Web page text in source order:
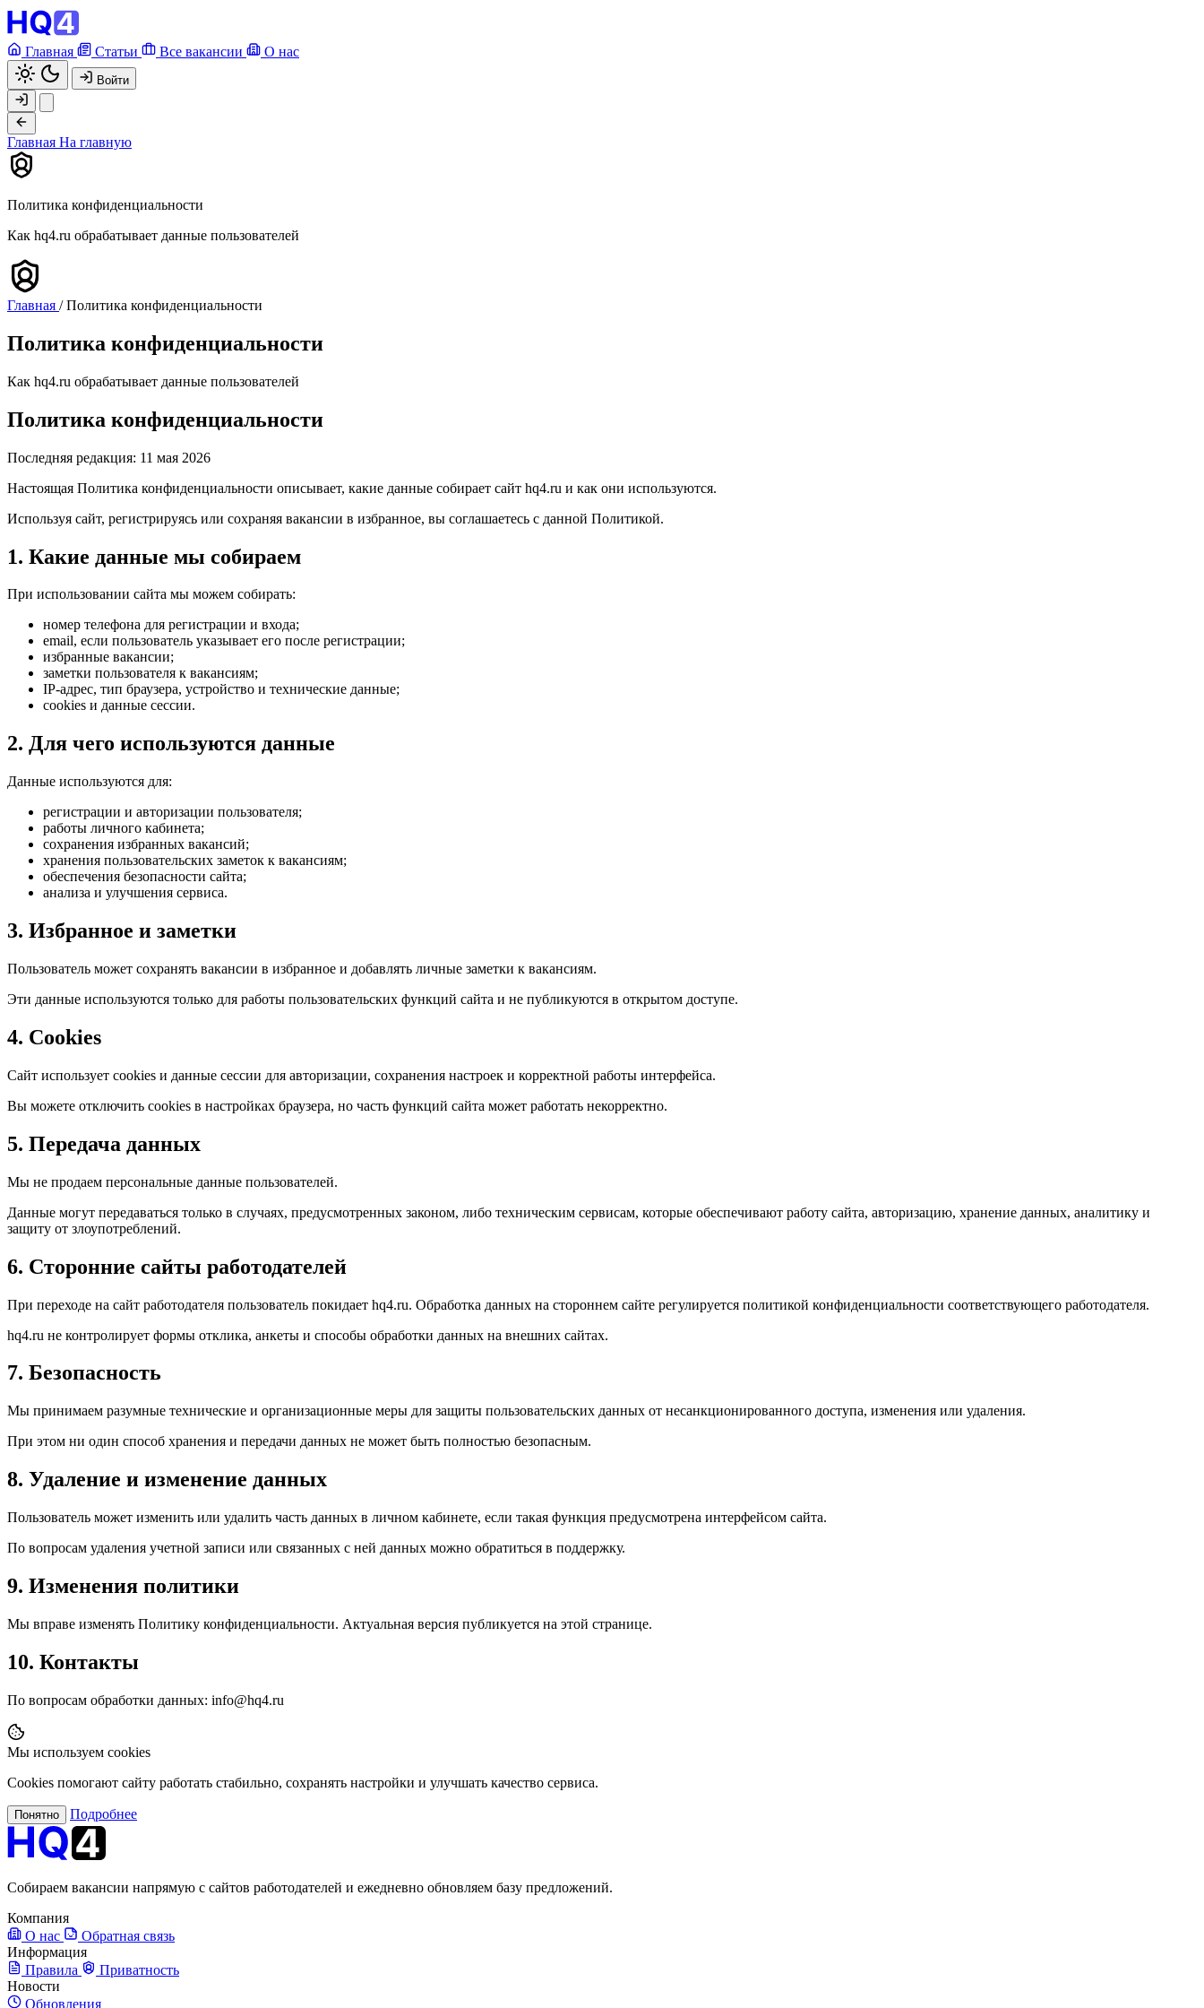
Главная Статьи Все вакансии О нас
Войти
Главная На главную
Политика конфиденциальности
Как hq4.ru обрабатывает данные пользователей
Главная / Политика конфиденциальности
Политика конфиденциальности
Как hq4.ru обрабатывает данные пользователей
Политика конфиденциальности
Последняя редакция: 11 мая 2026
Настоящая Политика конфиденциальности описывает, какие данные собирает сайт hq4.ru и как они используются.
Используя сайт, регистрируясь или сохраняя вакансии в избранное, вы соглашаетесь с данной Политикой.
1. Какие данные мы собираем
При использовании сайта мы можем собирать:
номер телефона для регистрации и входа;
email, если пользователь указывает его после регистрации;
избранные вакансии;
заметки пользователя к вакансиям;
IP-адрес, тип браузера, устройство и технические данные;
cookies и данные сессии.
2. Для чего используются данные
Данные используются для:
регистрации и авторизации пользователя;
работы личного кабинета;
сохранения избранных вакансий;
хранения пользовательских заметок к вакансиям;
обеспечения безопасности сайта;
анализа и улучшения сервиса.
3. Избранное и заметки
Пользователь может сохранять вакансии в избранное и добавлять личные заметки к вакансиям.
Эти данные используются только для работы пользовательских функций сайта и не публикуются в открытом доступе.
4. Cookies
Сайт использует cookies и данные сессии для авторизации, сохранения настроек и корректной работы интерфейса.
Вы можете отключить cookies в настройках браузера, но часть функций сайта может работать некорректно.
5. Передача данных
Мы не продаем персональные данные пользователей.
Данные могут передаваться только в случаях, предусмотренных законом, либо техническим сервисам, которые обеспечивают работу сайта, авторизацию, хранение данных, аналитику и
защиту от злоупотреблений.
6. Сторонние сайты работодателей
При переходе на сайт работодателя пользователь покидает hq4.ru. Обработка данных на стороннем сайте регулируется политикой конфиденциальности соответствующего работодателя.
hq4.ru не контролирует формы отклика, анкеты и способы обработки данных на внешних сайтах.
7. Безопасность
Мы принимаем разумные технические и организационные меры для защиты пользовательских данных от несанкционированного доступа, изменения или удаления.
При этом ни один способ хранения и передачи данных не может быть полностью безопасным.
8. Удаление и изменение данных
Пользователь может изменить или удалить часть данных в личном кабинете, если такая функция предусмотрена интерфейсом сайта.
По вопросам удаления учетной записи или связанных с ней данных можно обратиться в поддержку.
9. Изменения политики
Мы вправе изменять Политику конфиденциальности. Актуальная версия публикуется на этой странице.
10. Контакты
По вопросам обработки данных: info@hq4.ru
Мы используем cookies
Cookies помогают сайту работать стабильно, сохранять настройки и улучшать качество сервиса.
Понятно Подробнее
Собираем вакансии напрямую с сайтов работодателей и ежедневно обновляем базу предложений.
Компания
О нас
Обратная связь
Информация
Правила
Приватность
Новости
Обновления